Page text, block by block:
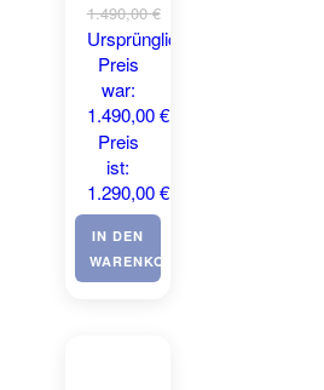
1.490,00€
Ursprünglicher
Preis
war:
1.490,00 €1.290,00
Preis
ist:
1.290,00 €.
IN DEN
WARENKORB